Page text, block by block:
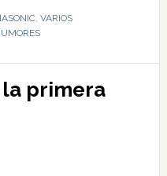
, VARIOS
la primera